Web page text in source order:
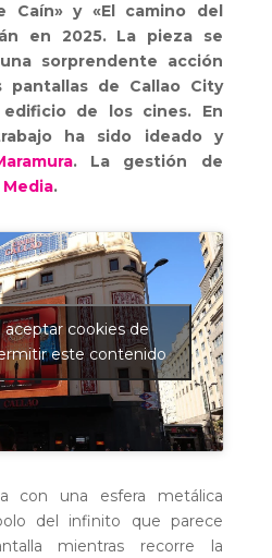
Caín» y «El camino del
en 2025. La pieza se
sorprendente acción
pantallas de Callao City
de los cines. En
ha sido ideado y
. La gestión de
.
aceptar cookies de
este contenido
con una esfera metálica
del infinito que parece
mientras recorre la